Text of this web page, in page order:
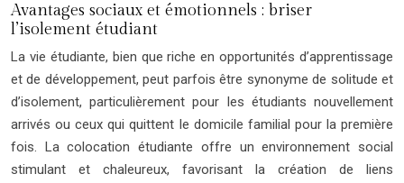
Avantages sociaux et émotionnels : briser
l’isolement étudiant
La vie étudiante, bien que riche en opportunités d’apprentissage
et de développement, peut parfois être synonyme de solitude et
d’isolement, particulièrement pour les étudiants nouvellement
arrivés ou ceux qui quittent le domicile familial pour la première
fois. La colocation étudiante offre un environnement social
stimulant et chaleureux, favorisant la création de liens